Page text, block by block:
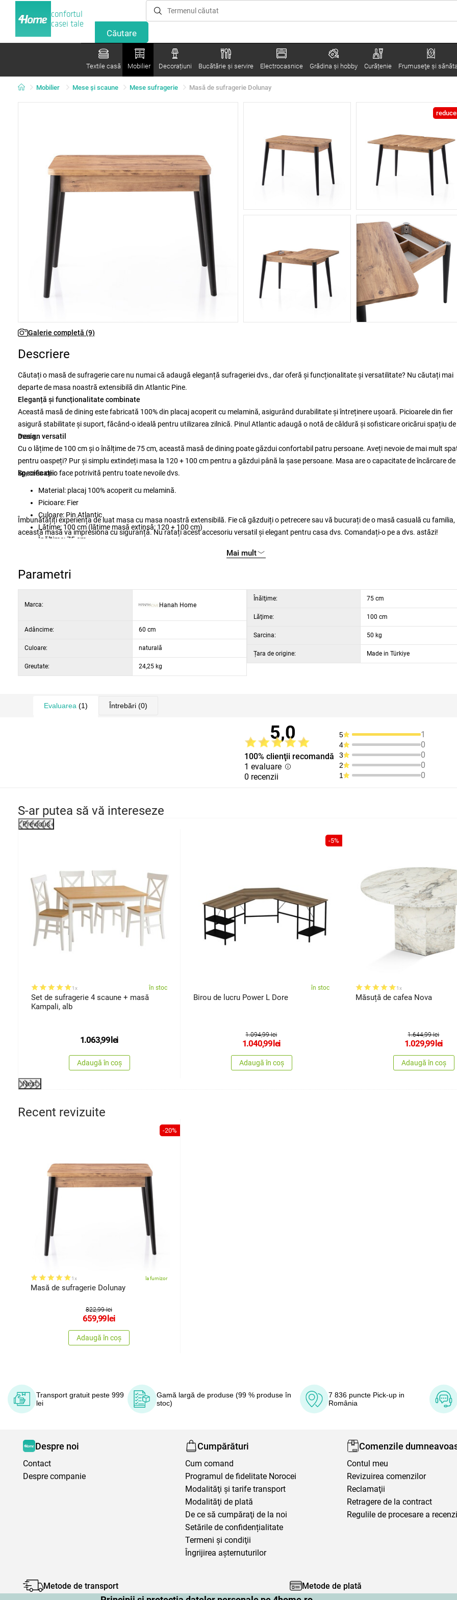
confortul
casei tale
Textile casă Mobilier Decorațiuni Bucătărie și servire Electrocasnice Grădina şi hobby Curățenie Frumuseţe şi
Mobilier Mese şi scaune Mese sufragerie Masă de sufragerie Dolunay
Galerie completă (9)
Descriere
Căutați o masă de sufragerie care nu numai că adaugă eleganță sufrageriei dvs., dar oferă și funcționalitate și versatilitate? Nu căutați mai
departe de masa noastră extensibilă din Atlantic Pine.
Eleganță și funcționalitate combinate
Această masă de dining este fabricată 100% din placaj acoperit cu melamină, asigurând durabilitate și întreținere ușoară. Picioarele din fier
asigură stabilitate și suport, făcând-o ideală pentru utilizarea zilnică. Pinul Atlantic adaugă o notă de căldură și sofisticare oricărui spațiu
masa.
Design versatil
Cu o lățime de 100 cm și o înălțime de 75 cm, această masă de dining poate găzdui confortabil patru persoane. Aveți nevoie de mai mult
pentru oaspeți? Pur și simplu extindeți masa la 120 + 100 cm pentru a găzdui până la șase persoane. Masa are o capacitate de încărcare
kg, ceea ce o face potrivită pentru toate nevoile dvs.
Specificații:
Material: placaj 100% acoperit cu melamină.
Picioare: Fier
Culoare: Pin Atlantic
Lățime: 100 cm (lățime masă extinsă: 120 + 100 cm)
Înălțime: 75 cm
Îmbunătățiți experiența de luat masa cu masa noastră extensibilă. Fie că găzduiți o petrecere sau vă bucurați de o masă casuală cu familia,
această masă va impresiona cu siguranță. Nu ratați acest accesoriu versatil și elegant pentru casa dvs. Comandați-o pe a dvs. astăzi!
Mai mult
Parametri
Marca: Hanah Home
Adâncime: 60 cm
Culoare: naturală
Greutate: 24,25 kg
Înălţime: 75 cm
Lăţime: 100 cm
Sarcina: 50 kg
Țara de origine: Made in Türkiye
Evaluarea (1) Întrebări (0)
5,0
100% clienţii recomandă
1 evaluare
0 recenzii
5 1
4 0
3 0
2 0
1 0
S-ar putea să vă intereseze
Previous
1x în stoc
Set de sufragerie 4 scaune + masă
Kampali, alb
1.063,99lei
Adaugă în coș
-5%
în stoc
Birou de lucru Power L Dore
1.094,99 lei
1.040,99lei
Adaugă în coș
1x
Măsuță de cafea Nova
1.644,99 lei
1.029,99lei
Adaugă în coș
Next
Recent revizuite
-20%
1x la furnizor
Masă de sufragerie Dolunay
822,99 lei
659,99lei
Adaugă în coș
Transport gratuit peste 999
lei
Gamă largă de produse (99 % produse în
stoc)
7 836 puncte Pick-up in
România
Despre noi
Contact
Despre companie
Cumpărături
Cum comand
Programul de fidelitate Norocei
Modalităţi şi tarife transport
Modalităţi de plată
De ce să cumpăraţi de la noi
Setările de confidențialitate
Termeni şi condiţii
Îngrijirea așternuturilor
Comenzile
Contul meu
Revizuirea comenzilor
Reclamaţii
Retragere de la contract
Regulile de procesare a
Metode de transport Metode de plată